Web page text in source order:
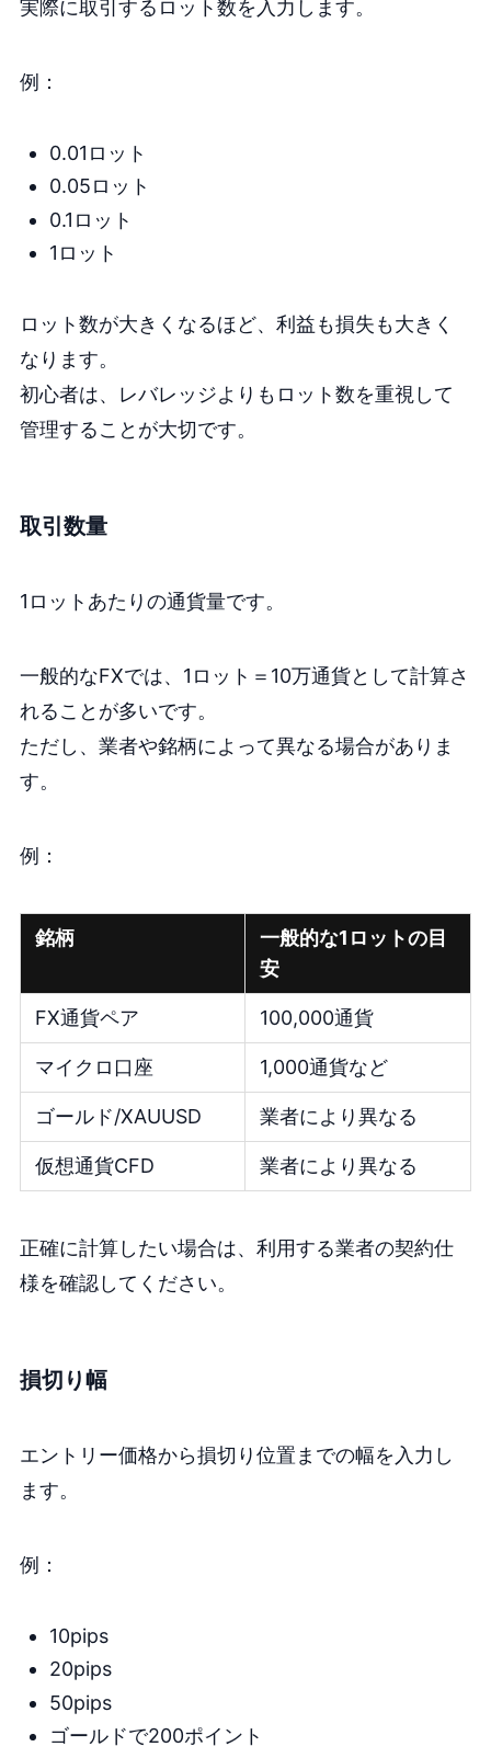
実際に取引するロット数を入力します。
例：
0.01ロット
0.05ロット
0.1ロット
1ロット
ロット数が大きくなるほど、利益も損失も大きく
なります。
初心者は、レバレッジよりもロット数を重視して
管理することが大切です。
取引数量
1ロットあたりの通貨量です。
一般的なFXでは、1ロット＝10万通貨として計算さ
れることが多いです。
ただし、業者や銘柄によって異なる場合がありま
す。
例：
銘柄
一般的な1ロットの目
安
FX通貨ペア 100,000通貨
マイクロ口座 1,000通貨など
ゴールド/XAUUSD 業者により異なる
仮想通貨CFD 業者により異なる
正確に計算したい場合は、利用する業者の契約仕
様を確認してください。
損切り幅
エントリー価格から損切り位置までの幅を入力し
ます。
例：
10pips
20pips
50pips
ゴールドで200ポイント